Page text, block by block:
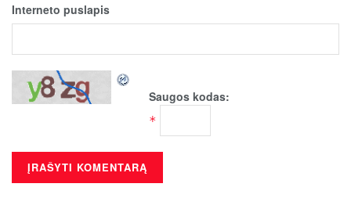
Interneto puslapis
Saugos kodas:
*